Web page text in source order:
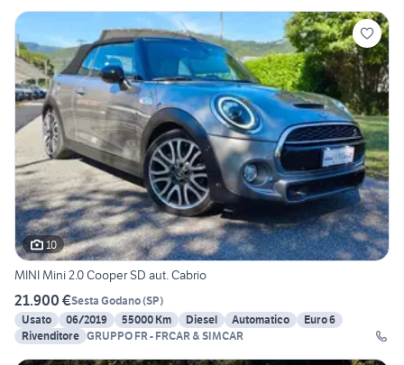
10
MINI Mini 2.0 Cooper SD aut. Cabrio
21.900 €Sesta Godano(SP)
Usato
06/2019 55000 Km Diesel Automatico
Euro 6
Rivenditore GRUPPO FR - FRCAR & SIMCAR